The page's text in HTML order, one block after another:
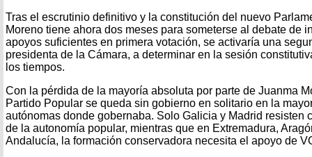
Tras el escrutinio definitivo y la constitución del nuevo
Moreno tiene ahora dos meses para someterse al debate de
apoyos suficientes en primera votación, se activaría una
presidenta de la Cámara, a determinar en la sesión
los tiempos.
Con la pérdida de la mayoría absoluta por parte de Juanma
Partido Popular se queda sin gobierno en solitario en la
autónomas donde gobernaba. Solo Galicia y Madrid resisten
de la autonomía popular, mientras que en Extremadura,
Andalucía, la formación conservadora necesita el apoyo de